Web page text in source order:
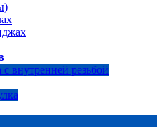
внутренней резьбой